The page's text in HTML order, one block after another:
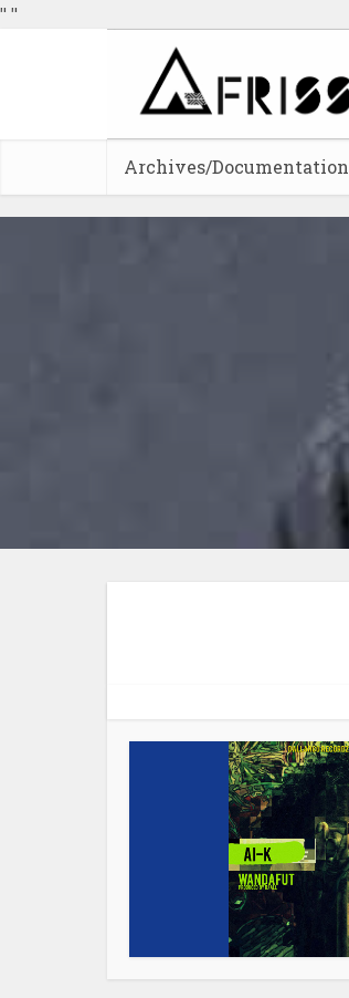
" "
Archives/Documentation